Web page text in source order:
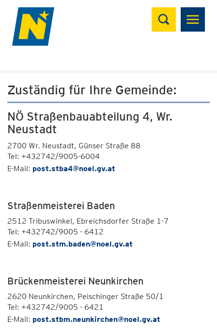
Suchen
Zuständig für Ihre Gemeinde:
NÖ Straßenbauabteilung 4, Wr.
Neustadt
2700 Wr. Neustadt, Günser Straße 88
Tel: +432742/9005-6004
E-Mail: post.stba4@noel.gv.at
Straßenmeisterei Baden
2512 Tribuswinkel, Ebreichsdorfer Straße 1-7
Tel: +432742/9005 - 6412
E-Mail: post.stm.baden@noel.gv.at
Brückenmeisterei Neunkirchen
2620 Neunkirchen, Peischinger Straße 50/1
Tel: +432742/9005 - 6421
E-Mail: post.stbm.neunkirchen@noel.gv.at